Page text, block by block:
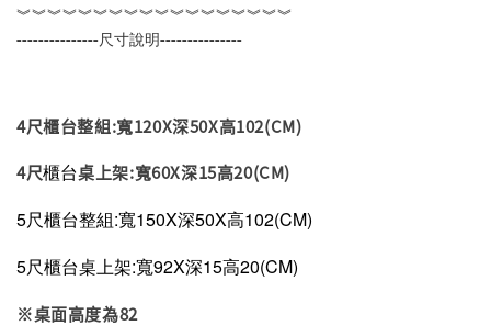
︾︾︾︾︾︾︾︾︾︾︾︾︾︾︾︾︾︾
---------------尺寸說明---------------
4尺櫃台整組:寬120X深50X高102(CM)
4尺櫃台桌上架:寬60X深15高20(CM)
5尺櫃台整組:寬150X深50X高102(CM)
5尺櫃台桌上架:寬92X深15高20(CM)
※桌面高度為82